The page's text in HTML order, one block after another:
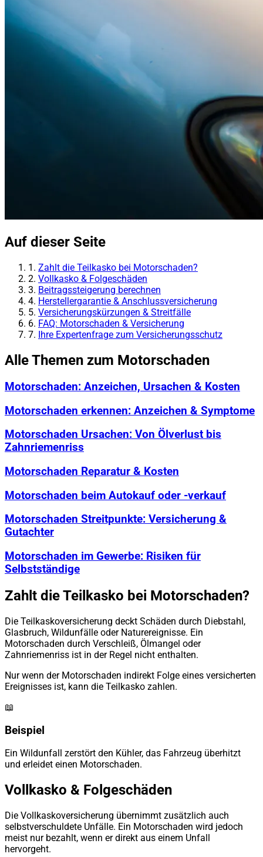
Auf dieser Seite
1. Zahlt die Teilkasko bei Motorschaden?
2. Vollkasko & Folgeschäden
3. Beitragssteigerung berechnen
4. Herstellergarantie & Anschlussversicherung
5. Versicherungskürzungen & Streitfälle
6. FAQ: Motorschaden & Versicherung
7. Ihre Expertenfrage zum Versicherungsschutz
Alle Themen zum Motorschaden
Motorschaden: Anzeichen, Ursachen & Kosten
Motorschaden erkennen: Anzeichen & Symptome
Motorschaden Ursachen: Von Ölverlust bis
Zahnriemenriss
Motorschaden Reparatur & Kosten
Motorschaden beim Autokauf oder -verkauf
Motorschaden Streitpunkte: Versicherung &
Gutachter
Motorschaden im Gewerbe: Risiken für
Selbstständige
Zahlt die Teilkasko bei Motorschaden?
Die Teilkaskoversicherung deckt Schäden durch Diebstahl,
Glasbruch, Wildunfälle oder Naturereignisse. Ein
Motorschaden durch Verschleiß, Ölmangel oder
Zahnriemenriss ist in der Regel nicht enthalten.
Nur wenn der Motorschaden indirekt Folge eines versicherten
Ereignisses ist, kann die Teilkasko zahlen.
📖
Beispiel
Ein Wildunfall zerstört den Kühler, das Fahrzeug überhitzt
und erleidet einen Motorschaden.
Vollkasko & Folgeschäden
Die Vollkaskoversicherung übernimmt zusätzlich auch
selbstverschuldete Unfälle. Ein Motorschaden wird jedoch
meist nur bezahlt, wenn er direkt aus einem Unfall
hervorgeht.